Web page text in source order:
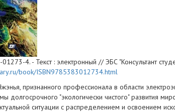
4. - Текст : электронный // ЭБС "Консультант
book/ISBN9785383012734.html
признанного профессионала в области
долгосрочного "экологически чистого" развития
ситуации с распределением и освоением